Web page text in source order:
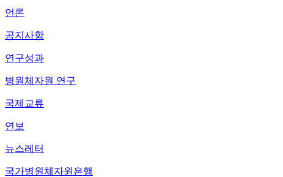
언론
공지사항
연구성과
병원체자원 연구
국제교류
연보
뉴스레터
국가병원체자원은행